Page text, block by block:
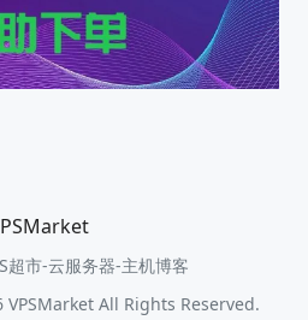
超市-云服务器-主机博客
All Rights Reserved.